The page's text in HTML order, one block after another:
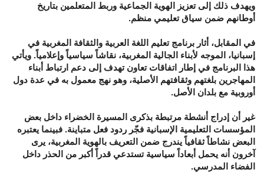
ويهدف ذلك إلى تعزيز الهوية الجماعية وربط المتعلمين بتاريخ
أوطانهم ضمن سياق تعليمي منظم.
في المقابل، أثار برنامج تعليم اللغة العربية والثقافة المغربية في
إسبانيا، الموجه لأبناء الجالية المغربية، نقاشاً سياسياً وإعلامياً. ويأتي
هذا البرنامج في إطار اتفاقات تعاون تهدف إلى دعم ارتباط أبناء
المهاجرين بلغتهم وثقافتهم الأصلية، وهو نهج معمول به في عدة دول
أوروبية مع بلدان الأصل.
غير أن إدراج أنشطة مرتبطة بذكرى المسيرة الخضراء داخل بعض
المؤسسات التعليمية الإسبانية فجّر ردود فعل متباينة. فبينما يعتبره
البعض نشاطاً ثقافياً يندرج ضمن التعريف بالهوية المغربية، يرى
آخرون أنه يحمل أبعاداً سياسية تستدعي قدراً أكبر من الحذر داخل
الفضاء المدرسي.